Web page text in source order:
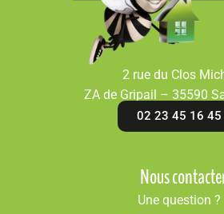
2 rue du Clos
ZA de Gripail – 35590
02 23 45 16 45
Nous
Une question ?